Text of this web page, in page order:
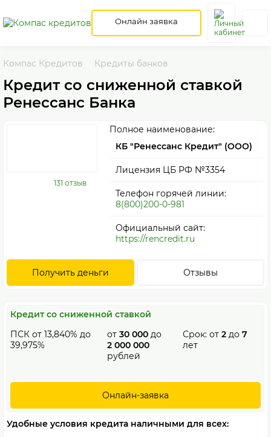
Онлайн заявка
Компас Кредитов Кредиты банков
Кредит со сниженной ставкой
Ренессанс Банка
131 отзыв
Полное наименование:
КБ "Ренессанс Кредит" (ООО)
Лицензия ЦБ РФ №3354
Телефон горячей линии:
8(800)200-0-981
Официальный сайт:
https://rencredit.ru
Получить деньги Отзывы
Кредит со сниженной ставкой
ПСК от 13,840% до
39,975%
от 30 000 до
2 000 000
рублей
Срок: от 2до 7
лет
Онлайн-заявка
Удобные условия кредита наличными для всех: